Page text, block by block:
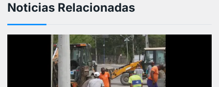
Noticias Relacionadas